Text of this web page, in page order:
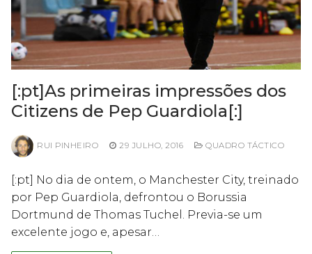
[:pt]As primeiras impressões dos
Citizens de Pep Guardiola[:]
RUI PINHEIRO 29 JULHO, 2016 QUADRO TÁCTICO
[:pt] No dia de ontem, o Manchester City, treinado
por Pep Guardiola, defrontou o Borussia
Dortmund de Thomas Tuchel. Previa-se um
excelente jogo e, apesar…